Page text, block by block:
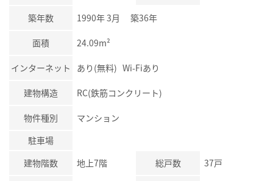
築年数 1990年 3月 築36年
面積 24.09m²
インターネット あり(無料) Wi-Fiあり
建物構造 RC(鉄筋コンクリート)
物件種別
マンション
駐車場
建物階数
地上7階 総戸数 37戸